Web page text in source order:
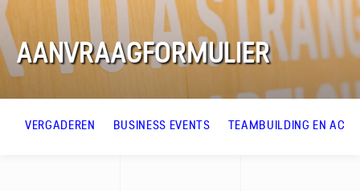
AANVRAAGFORMULIER
VERGADEREN BUSINESS EVENTS TEAMBUILDING EN